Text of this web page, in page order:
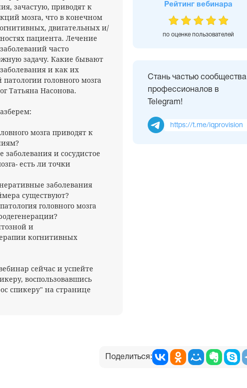
зачастую, приводят к
мозга, что в конечном
двигательных и/
пациента. Лечение
часто
задачу. Какие бывают
и как их
головного мозга
Татьяна Насонова.
мозга приводят к
и сосудистое
есть ли точки
заболевания
существуют?
головного мозга
и
когнитивных
сейчас и успейте
воспользовавшись
спикеру" на странице
Рейтинг вебинара
по оценке пользователей
Стань частью сообщества
профессионалов в
Telegram!
https://t.me/iqprovision
Поделиться: